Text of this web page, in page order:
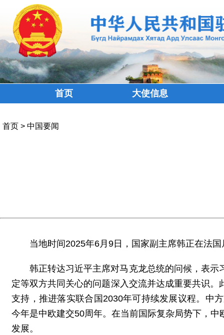
首页 大使信息
首页 > 中国要闻
当地时间2025年6月9日，国家副主席韩正在法
韩正转达习近平主席对马克龙总统的问候，表
定等双方共同关心的问题深入交流并达成重要共识
支持，推进落实联合国2030年可持续发展议程。中
今年是中欧建交50周年。在当前国际复杂局势下，
发展。